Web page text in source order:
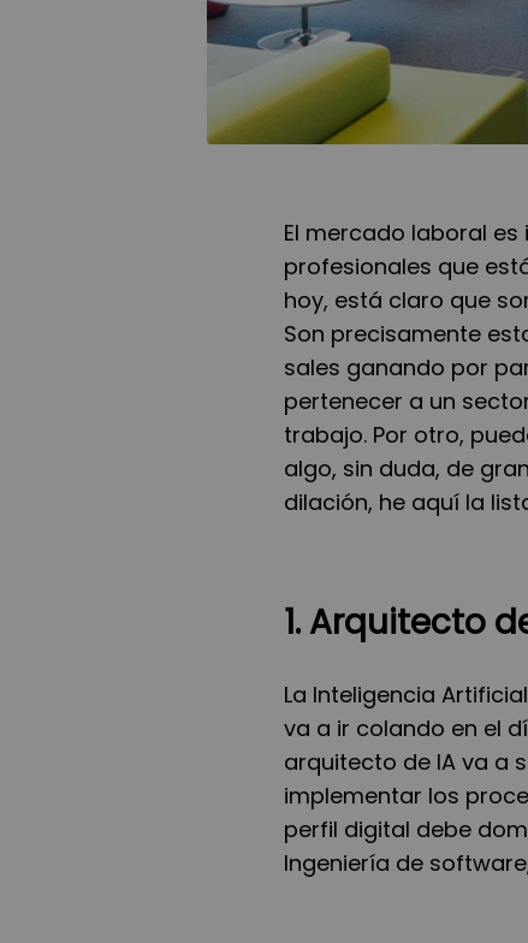
El mercado laboral
profesionales que
hoy, está claro que
Son precisamente
sales ganando por
pertenecer a un
trabajo. Por otro,
algo, sin duda, de
dilación, he aquí la
1. Arquitecto
La Inteligencia
va a ir colando en el
arquitecto de IA va a
implementar los
perfil digital debe
Ingeniería de